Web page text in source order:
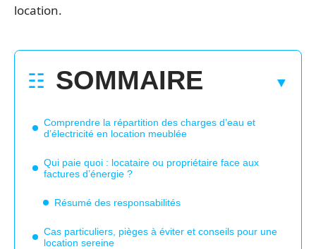
location.
SOMMAIRE
Comprendre la répartition des charges d’eau et
d’électricité en location meublée
Qui paie quoi : locataire ou propriétaire face aux
factures d’énergie ?
Résumé des responsabilités
Cas particuliers, pièges à éviter et conseils pour une
location sereine